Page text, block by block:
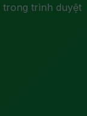
trong trình duyệt